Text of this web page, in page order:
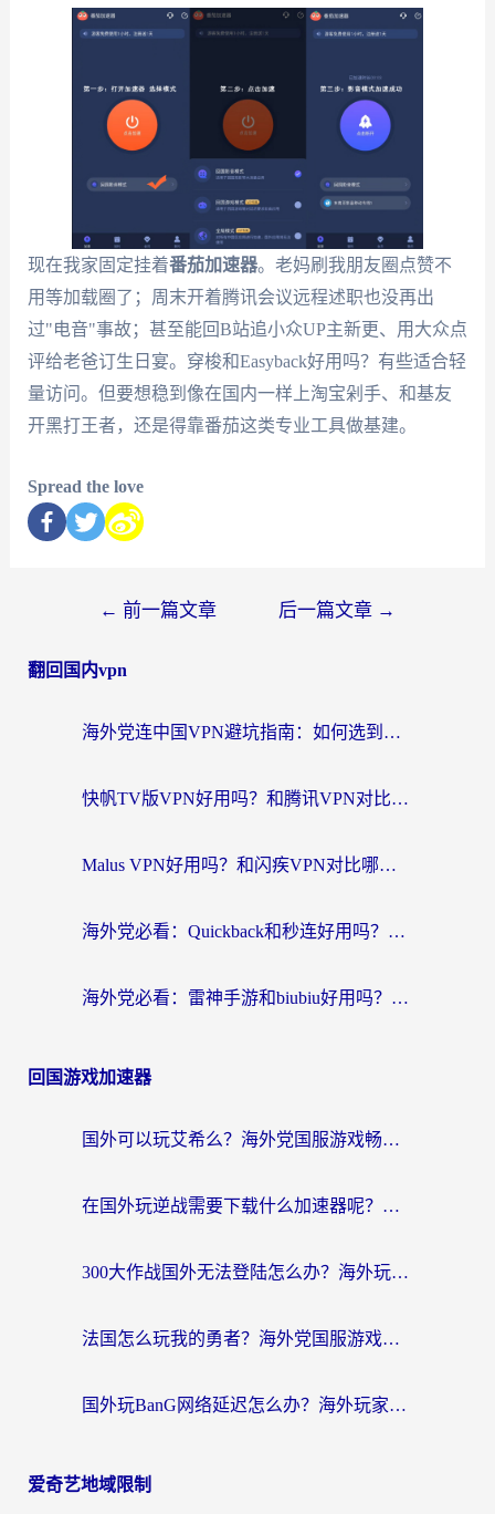
现在我家固定挂着番茄加速器。老妈刷我朋友圈点赞不
用等加载圈了；周末开着腾讯会议远程述职也没再出
过"电音"事故；甚至能回B站追小众UP主新更、用大众点
评给老爸订生日宴。穿梭和Easyback好用吗？有些适合轻
量访问。但要想稳到像在国内一样上淘宝剁手、和基友
开黑打王者，还是得靠番茄这类专业工具做基建。
Spread the love
← 前一篇文章 后一篇文章 →
翻回国内vpn
海外党连中国VPN避坑指南：如何选到真正能无缝刷国内资源的加速器？
快帆TV版VPN好用吗？和腾讯VPN对比哪个回国效果更好？海外党必看的真实体验指南
Malus VPN好用吗？和闪疾VPN对比哪个回国效果更好？海外华人的实用避坑指南
海外党必看：Quickback和秒连好用吗？3步选对回国加速器，无缝刷国内资源
海外党必看：雷神手游和biubiu好用吗？3招选对回国加速器无缝刷国内资源
回国游戏加速器
国外可以玩艾希么？海外党国服游戏畅玩终极指南（附加速器选择秘籍）
在国外玩逆战需要下载什么加速器呢？海外党亲测有效的国服游戏加速指南
300大作战国外无法登陆怎么办？海外玩家亲测有效的解决指南
法国怎么玩我的勇者？海外党国服游戏不卡攻略，附3款热门游戏加速实测
国外玩BanG网络延迟怎么办？海外玩家亲测有效的国服游戏加速指南
爱奇艺地域限制